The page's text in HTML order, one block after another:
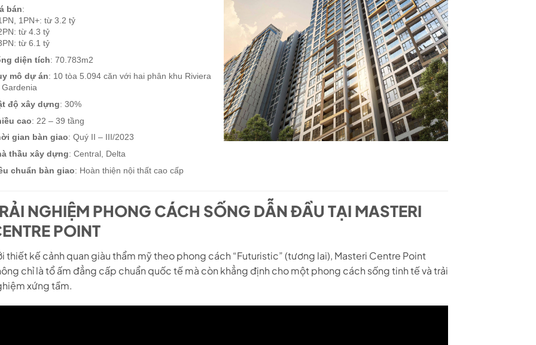
bán:
1PN+: từ 3.2 tỷ
từ 4.3 tỷ
từ 6.1 tỷ
diện tích: 70.783m2
mô dự án: 10 tòa 5.094 căn với hai phân khu Riviera
Gardenia
độ xây dựng: 30%
cao: 22 – 39 tầng
gian bàn giao: Quý II – III/2023
thầu xây dựng: Central, Delta
chuẩn bàn giao: Hoàn thiện nội thất cao cấp
NGHIỆM PHONG CÁCH SỐNG DẪN ĐẦU TẠI MASTERI
POINT
thiết kế cảnh quan giàu thẩm mỹ theo phong cách “Futuristic” (tương lai), Masteri Centre Point
chỉ là tổ ấm đẳng cấp chuẩn quốc tế mà còn khẳng định cho một phong cách sống tinh tế và trải
xứng tầm.